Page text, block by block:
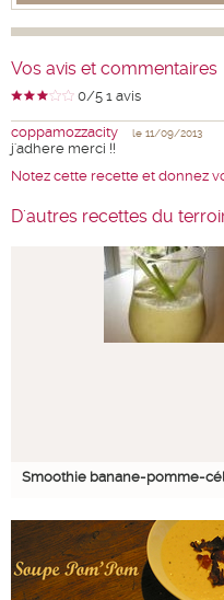
Vos avis et commentaires
0/5 1 avis
coppamozzacity le 11/09/2013
j'adhere merci !!
Notez cette recette et donnez
D'autres recettes du
Smoothie banane-pomme-